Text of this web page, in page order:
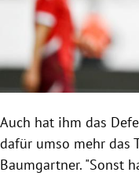
Auch hat ihm das
dafür umso mehr das
Baumgartner. "Sonst